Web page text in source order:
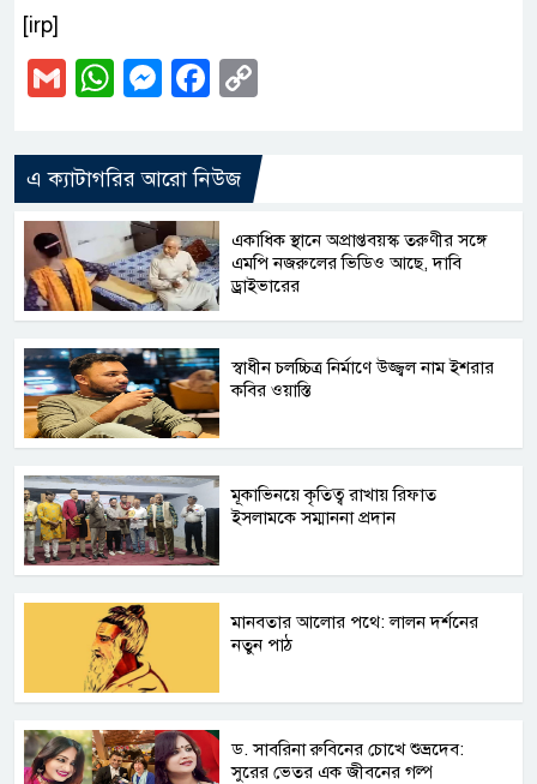
[irp]
GmailWhatsApp
Messenger
Facebook
এ ক্যাটাগরির আরো নিউজ
একাধিক স্থানে অপ্রাপ্তবয়স্ক তরুণীর সঙ্গে
এমপি নজরুলের ভিডিও আছে, দাবি
ড্রাইভারের
স্বাধীন চলচ্চিত্র নির্মাণে উজ্জ্বল নাম ইশরার
কবির ওয়াস্তি
মূকাভিনয়ে কৃতিত্ব রাখায় রিফাত
ইসলামকে সম্মাননা প্রদান
মানবতার আলোর পথে: লালন দর্শনের
নতুন পাঠ
ড. সাবরিনা রুবিনের চোখে শুভ্রদেব:
সুরের ভেতর এক জীবনের গল্প